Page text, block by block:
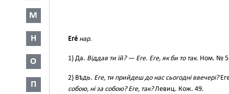
М
Н
О
П
Еге́ нар.
1) Да. Віддав ти їй? — Еге. Еге, як би то так. Ном. №
2) Вѣдь. Еге, ти прийдеш до нас сьогодні ввечері?
собою, ні за собою? Еге, так?Левиц. Кож. 49.